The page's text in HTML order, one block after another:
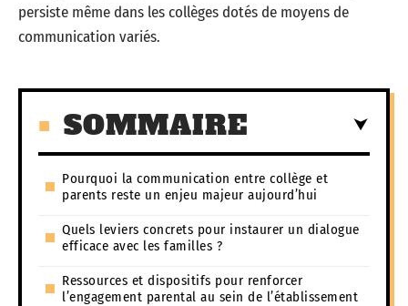
persiste même dans les collèges dotés de moyens de
communication variés.
SOMMAIRE
Pourquoi la communication entre collège et
parents reste un enjeu majeur aujourd’hui
Quels leviers concrets pour instaurer un dialogue
efficace avec les familles ?
Ressources et dispositifs pour renforcer
l’engagement parental au sein de l’établissement